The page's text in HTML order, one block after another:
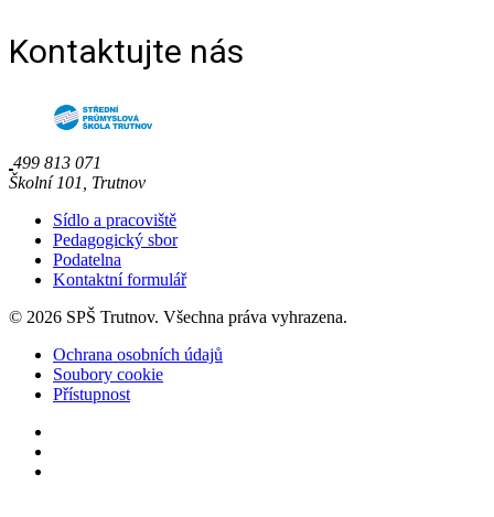
Kontaktujte nás
499 813 071
Školní 101, Trutnov
Sídlo a pracoviště
Pedagogický sbor
Podatelna
Kontaktní formulář
© 2026 SPŠ Trutnov. Všechna práva vyhrazena.
Ochrana osobních údajů
Soubory cookie
Přístupnost